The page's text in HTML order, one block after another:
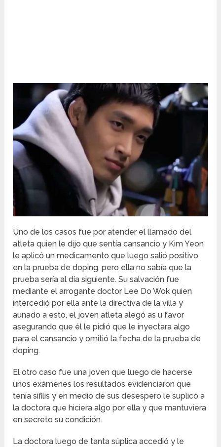
Uno de los casos fue por atender el llamado del
atleta quien le dijo que sentía cansancio y Kim Yeon
le aplicó un medicamento que luego salió positivo
en la prueba de doping, pero ella no sabía que la
prueba sería al día siguiente. Su salvación fue
mediante el arrogante doctor Lee Do Wok quien
intercedió por ella ante la directiva de la villa y
aunado a esto, el joven atleta alegó as u favor
asegurando que él le pidió que le inyectara algo
para el cansancio y omitió la fecha de la prueba de
doping.
El otro caso fue una joven que luego de hacerse
unos exámenes los resultados evidenciaron que
tenía sífilis y en medio de sus desespero le suplicó a
la doctora que hiciera algo por ella y que mantuviera
en secreto su condición.
La doctora luego de tanta súplica accedió y le